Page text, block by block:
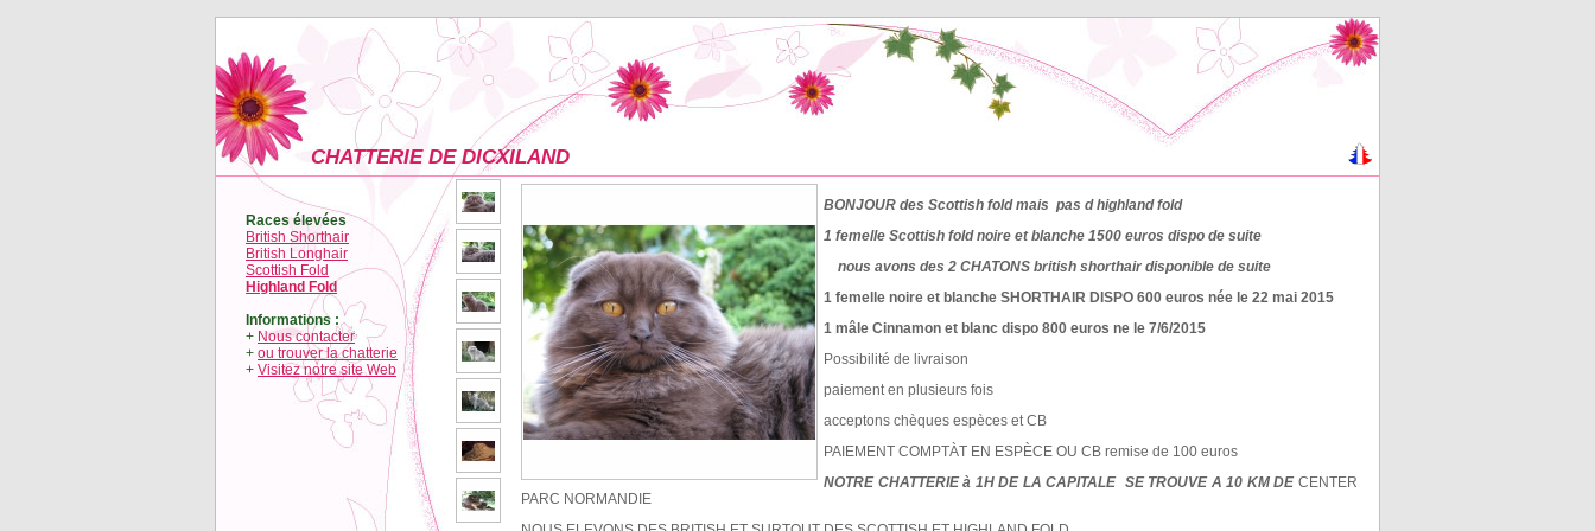
CHATTERIE DE DICXILAND
Races élevées
British Shorthair
British Longhair
Scottish Fold
Highland Fold
Informations :
+ Nous contacter
+ ou trouver la chatterie
+ Visitez notre site Web
BONJOUR des Scottish fold mais pas d highland fold
1 femelle Scottish fold noire et blanche 1500 euros dispo de suite
nous avons des 2 CHATONS british shorthair disponible de suite
1 femelle noire et blanche SHORTHAIR DISPO 600 euros née le 22 mai 2015
1 mâle Cinnamon et blanc dispo 800 euros ne le 7/6/2015
Possibilité de livraison
paiement en plusieurs fois
acceptons chèques espèces et CB
PAIEMENT COMPTÀT EN ESPÈCE OU CB remise de 100 euros
NOTRE CHATTERIE à 1H DE LA CAPITALE SE TROUVE A 10 KM DECENTER
PARC NORMANDIE